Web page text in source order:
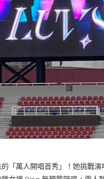
「萬人開唱首秀」！她挑戰